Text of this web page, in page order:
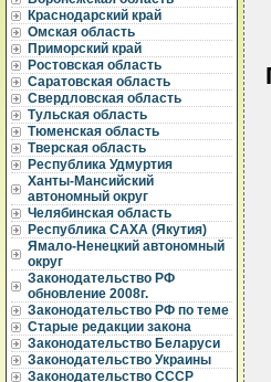
Краснодарский край
Омская область
Приморский край
Ростовская область
Саратовская область
Свердловская область
Тульская область
Тюменская область
Тверская область
Республика Удмуртия
Ханты-Мансийский
автономный округ
Челябинская область
Республика САХА (Якутия)
Ямало-Ненецкий автономный
округ
Законодательство РФ
обновление 2008г.
Законодательство РФ по теме
Старые редакции закона
Законодательство Беларуси
Законодательство Украины
Законодательство СССР